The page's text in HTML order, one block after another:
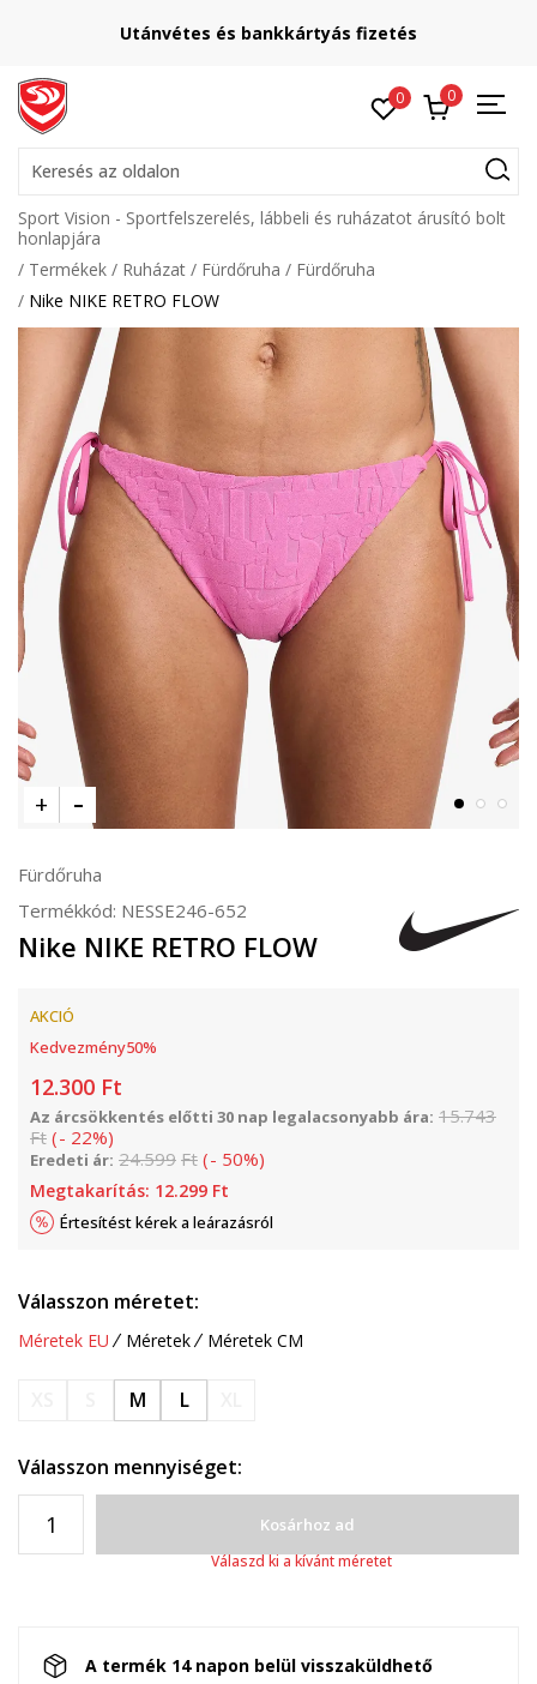
Utánvétes és bankkártyás fizetés
0 0
Keresés az oldalon
Sport Vision - Sportfelszerelés, lábbeli és ruházatot árusító bolt
honlapjára
Termékek
Ruházat Fürdőruha
Fürdőruha
Nike NIKE RETRO FLOW
Fürdőruha
Termékkód: NESSE246-652
Nike NIKE RETRO FLOW
AKCIÓ
Kedvezmény50%
12.300 Ft
Az árcsökkentés előtti 30 nap legalacsonyabb ára: 15.743
Ft (- 22%)
Eredeti ár: 24.599 Ft (- 50%)
Megtakarítás: 12.299 Ft
Értesítést kérek a leárazásról
Válasszon méretet:
Méretek EU Méretek Méretek CM
M L
Válasszon mennyiséget:
Kosárhoz ad
Válaszd ki a kívánt méretet
A termék 14 napon belül visszaküldhető